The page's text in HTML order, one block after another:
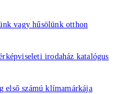
vagy hűsölünk otthon
irodaház katalógus
első számú klímamárkája